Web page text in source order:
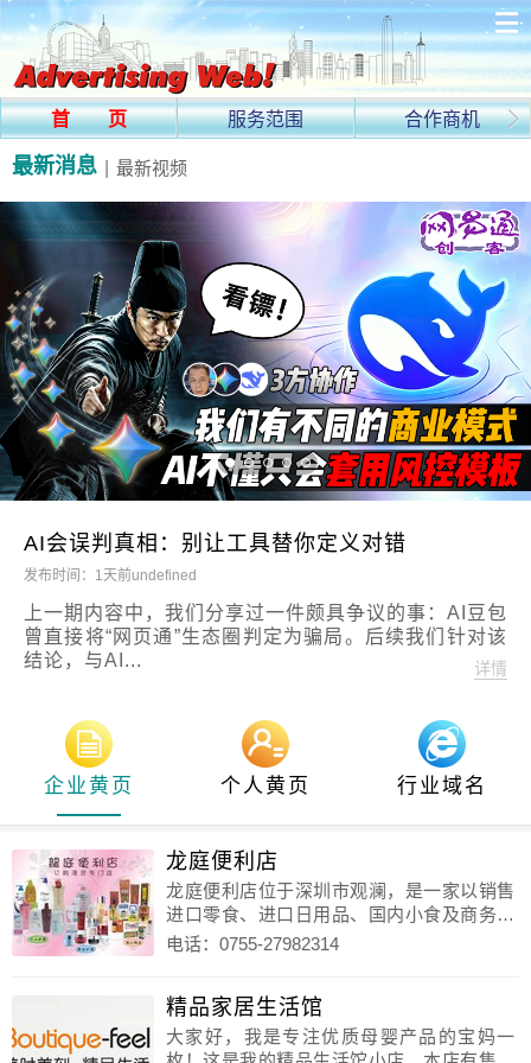
首 页 服务范围 合作商机
最新消息 最新视频
AI会误判真相：别让工具替你定义对错
发布时间 ： 1天前undefined
上一期内容中，我们分享过一件颇具争议的事：AI豆包
曾直接将“网页通”生态圈判定为骗局。后续我们针对该
结论，与AI...
详情
企业黄页 个人黄页 行业域名
龙庭便利店
龙庭便利店位于深圳市观澜，是一家以销售
进口零食、进口日用品、国内小食及商务礼
品为主的港货店。店内有售进口可靠的婴儿
台湾及国内有名望的供应商，质量确有保
障，且取价公道，是您理想选购物品的场
所！“以客为尊”是我们向客户提供服务的座
电话：0755-27982314
精品家居生活馆
大家好，我是专注优质母婴产品的宝妈一